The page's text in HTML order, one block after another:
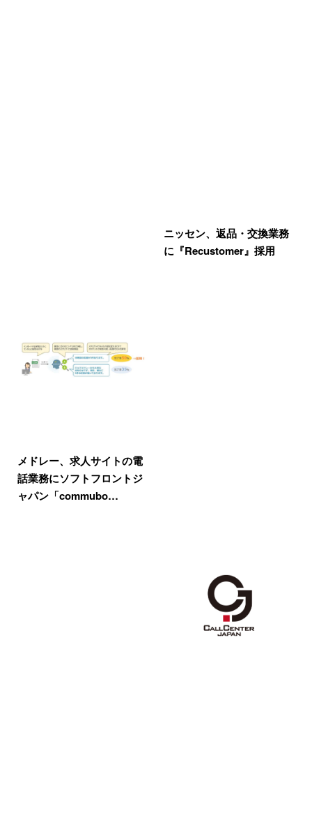
ニッセン、返品・交換業務
に『Recustomer』採用
メドレー、求人サイトの電
話業務にソフトフロントジ
ャパン「commubo…